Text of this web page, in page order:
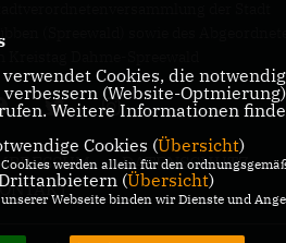
(Spreewald) sowie des
DATENSCHUTZ
verwendet Cookies, die
verbessern (Website-
Weitere Informationen
Cookies (Übersicht)
werden allein für den
(Übersicht)
Webseite binden wir Dienste und